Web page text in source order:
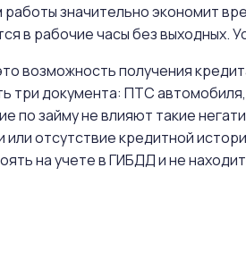
значительно экономит
в рабочие часы без выходных.
возможность получения
три документа: ПТС
по займу не влияют такие
отсутствие кредитной
на учете в ГИБДД и не